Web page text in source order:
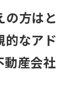
の方はと
的なアド
動産会社